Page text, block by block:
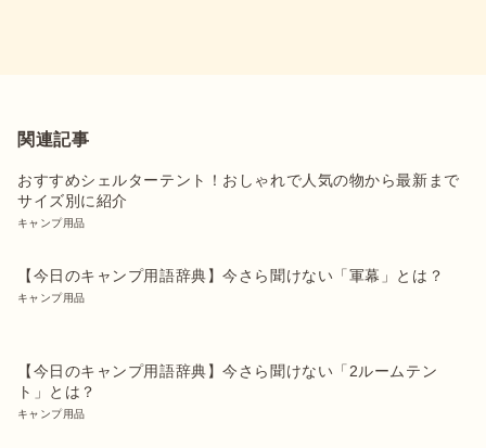
関連記事
おすすめシェルターテント！おしゃれで人気の物から最新まで
サイズ別に紹介
キャンプ用品
【今日のキャンプ用語辞典】今さら聞けない「軍幕」とは？
キャンプ用品
【今日のキャンプ用語辞典】今さら聞けない「2ルームテン
ト」とは？
キャンプ用品